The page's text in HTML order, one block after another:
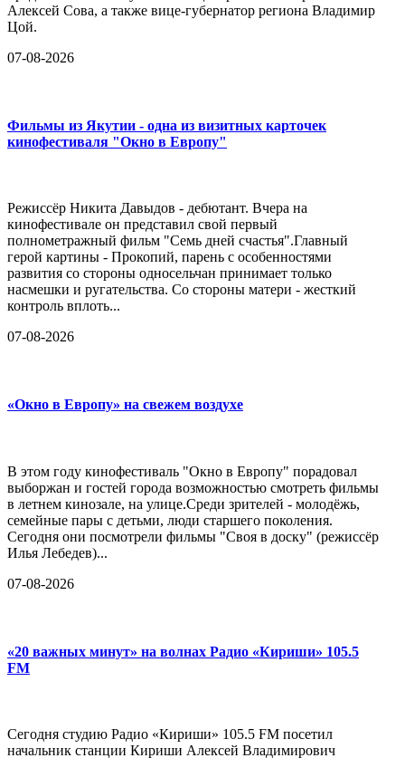
Алексей Сова, а также вице-губернатор региона Владимир
Цой.
07-08-2026
Фильмы из Якутии - одна из визитных карточек
кинофестиваля "Окно в Европу"
Режиссёр Никита Давыдов - дебютант. Вчера на
кинофестивале он представил свой первый
полнометражный фильм "Семь дней счастья".Главный
герой картины - Прокопий, парень с особенностями
развития со стороны односельчан принимает только
насмешки и ругательства. Со стороны матери - жесткий
контроль вплоть...
07-08-2026
«Окно в Европу» на свежем воздухе
В этом году кинофестиваль "Окно в Европу" порадовал
выборжан и гостей города возможностью смотреть фильмы
в летнем кинозале, на улице.Среди зрителей - молодёжь,
семейные пары с детьми, люди старшего поколения.
Сегодня они посмотрели фильмы "Своя в доску" (режиссёр
Илья Лебедев)...
07-08-2026
«20 важных минут» на волнах Радио «Кириши» 105.5
FM
Сегодня студию Радио «Кириши» 105.5 FM посетил
начальник станции Кириши Алексей Владимирович